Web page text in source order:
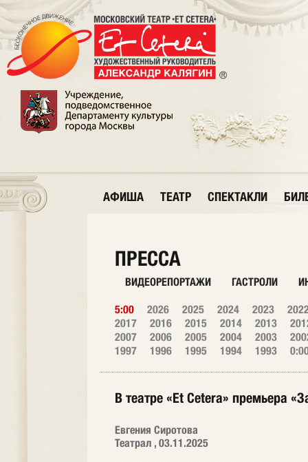
АФИША ТЕАТР СПЕКТАКЛИ
ПРЕССА
ВИДЕОРЕПОРТАЖИ ГАСТРОЛИ
5:00 2026 2025 2024 2023
2017
2016 2015 2014 2013
2007
2006 2005 2004 2003
1997
1996 1995 1994 1993
В театре «Et Cetera» премьера
Евгения Сиротова
Театрал , 03.11.2025